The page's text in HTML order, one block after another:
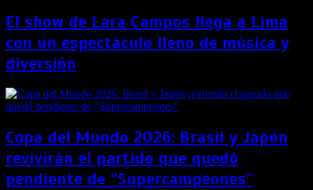
El show de Lara Campos llega a Lima
con un espectáculo lleno de música y
diversión
Copa del Mundo 2026: Brasil y Japón
revivirán el partido que quedó
pendiente de “Supercampeones”